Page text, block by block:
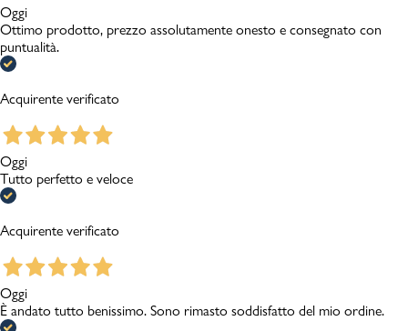
Oggi
Ottimo prodotto, prezzo assolutamente onesto e consegnato con
puntualità.
Acquirente verificato
Oggi
Tutto perfetto e veloce
Acquirente verificato
Oggi
È andato tutto benissimo. Sono rimasto soddisfatto del mio ordine.